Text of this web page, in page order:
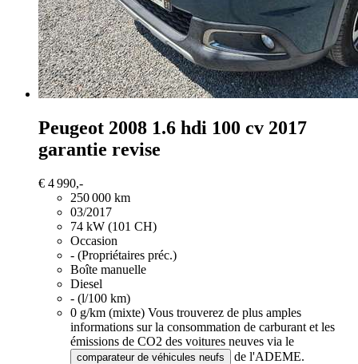
Peugeot 2008 1.6 hdi 100 cv 2017
garantie revise
€ 4 990,-
250 000 km
03/2017
74 kW (101 CH)
Occasion
- (Propriétaires préc.)
Boîte manuelle
Diesel
- (l/100 km)
0 g/km (mixte) Vous trouverez de plus amples
informations sur la consommation de carburant et les
émissions de CO2 des voitures neuves via le
comparateur de véhicules neufs
de l'ADEME.